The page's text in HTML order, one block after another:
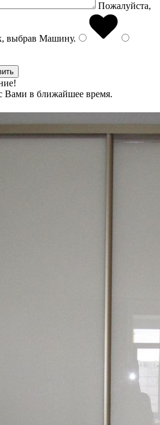
Пожалуйста,
выбрав Машину.
Вами в ближайшее время.